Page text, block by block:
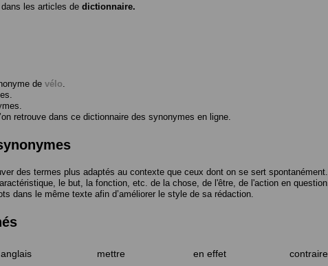
les articles de dictionnaire.
de vélo
retrouve dans ce dictionnaire des synonymes en ligne.
des termes plus adaptés au contexte que ceux dont on se sert
le but, la fonction, etc. de la chose, de l'être, de l'action en
dans le même texte afin d’améliorer le style de sa rédaction.
anglais mettre en effet contraire